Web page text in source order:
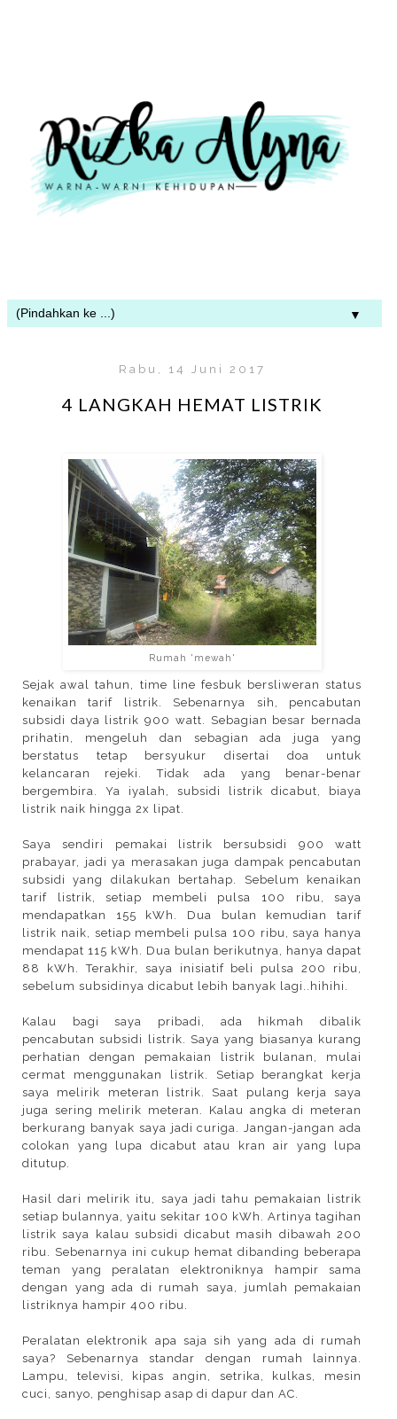
▼
Rabu, 14 Juni 2017
4 LANGKAH HEMAT LISTRIK
Rumah 'mewah'
Sejak awal tahun, time line fesbuk bersliweran status
kenaikan tarif listrik. Sebenarnya sih, pencabutan
subsidi daya listrik 900 watt. Sebagian besar bernada
prihatin, mengeluh dan sebagian ada juga yang
berstatus tetap bersyukur disertai doa untuk
kelancaran rejeki. Tidak ada yang benar-benar
bergembira. Ya iyalah, subsidi listrik dicabut, biaya
listrik naik hingga 2x lipat.
Saya sendiri pemakai listrik bersubsidi 900 watt
prabayar, jadi ya merasakan juga dampak pencabutan
subsidi yang dilakukan bertahap. Sebelum kenaikan
tarif listrik, setiap membeli pulsa 100 ribu, saya
mendapatkan 155 kWh. Dua bulan kemudian tarif
listrik naik, setiap membeli pulsa 100 ribu, saya hanya
mendapat 115 kWh. Dua bulan berikutnya, hanya dapat
88 kWh. Terakhir, saya inisiatif beli pulsa 200 ribu,
sebelum subsidinya dicabut lebih banyak lagi..hihihi.
Kalau bagi saya pribadi, ada hikmah dibalik
pencabutan subsidi listrik. Saya yang biasanya kurang
perhatian dengan pemakaian listrik bulanan, mulai
cermat menggunakan listrik. Setiap berangkat kerja
saya melirik meteran listrik. Saat pulang kerja saya
juga sering melirik meteran. Kalau angka di meteran
berkurang banyak saya jadi curiga. Jangan-jangan ada
colokan yang lupa dicabut atau kran air yang lupa
ditutup.
Hasil dari melirik itu, saya jadi tahu pemakaian listrik
setiap bulannya, yaitu sekitar 100 kWh. Artinya tagihan
listrik saya kalau subsidi dicabut masih dibawah 200
ribu. Sebenarnya ini cukup hemat dibanding beberapa
teman yang peralatan elektroniknya hampir sama
dengan yang ada di rumah saya, jumlah pemakaian
listriknya hampir 400 ribu.
Peralatan elektronik apa saja sih yang ada di rumah
saya? Sebenarnya standar dengan rumah lainnya.
Lampu, televisi, kipas angin, setrika, kulkas, mesin
cuci, sanyo, penghisap asap di dapur dan AC.